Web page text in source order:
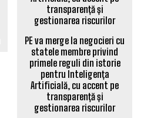
PE va merge la negocieri cu
statele membre privind
primele reguli din istorie
pentru Inteligența
Artificială, cu accent pe
transparență și
gestionarea riscurilor